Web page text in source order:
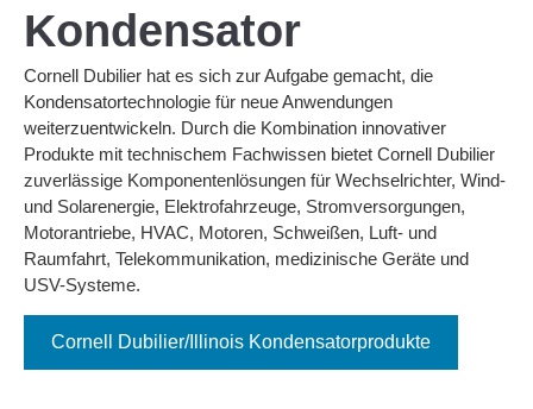
Kondensator
Cornell Dubilier hat es sich zur Aufgabe gemacht, die
Kondensatortechnologie für neue Anwendungen
weiterzuentwickeln. Durch die Kombination innovativer
Produkte mit technischem Fachwissen bietet Cornell Dubilier
zuverlässige Komponentenlösungen für Wechselrichter, Wind-
und Solarenergie, Elektrofahrzeuge, Stromversorgungen,
Motorantriebe, HVAC, Motoren, Schweißen, Luft- und
Raumfahrt, Telekommunikation, medizinische Geräte und
USV-Systeme.
Cornell Dubilier/Illinois Kondensatorprodukte